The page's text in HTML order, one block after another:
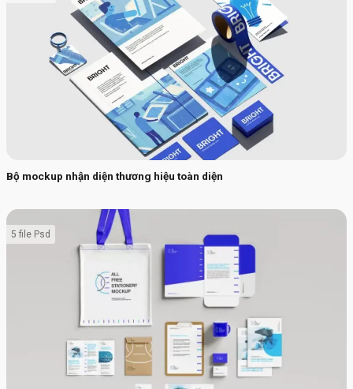
Bộ mockup nhận diện thương hiệu toàn diện
5 file Psd